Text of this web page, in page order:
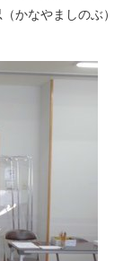
かなやましのぶ）